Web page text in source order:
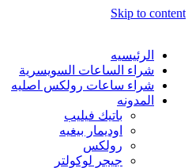
Skip to content
الرئيسيه
شراء الساعات السويسرية
شراء ساعات رولكس اصليه
المدونه
باتيك فيليب
اوديمار بيغيه
رولكس
جيجر لوكولتر